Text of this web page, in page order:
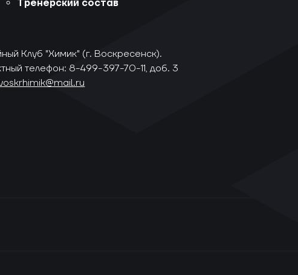
Тренерский состав
Клуб "Химик" (г. Воскресенск).
телефон: 8-499-397-70-11, доб. 3